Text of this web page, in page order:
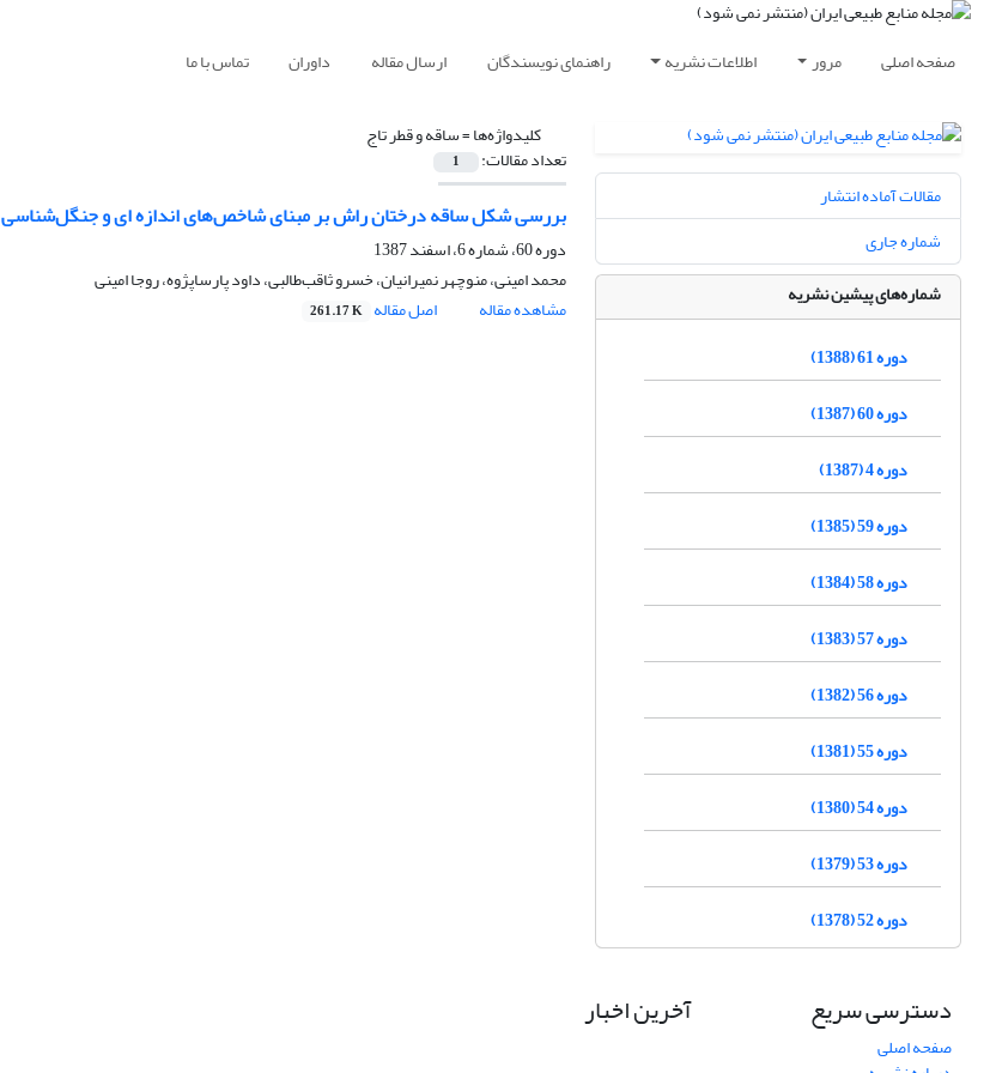
صفحه اصلی مرور اطلاعات نشریه راهنمای نویسندگان ارسال مقاله داوران تماس با ما
کلیدواژه‌ها =ساقه و قطر تاج
تعداد مقالات: 1
بررسی شکل ساقه درختان راش بر مبنای شاخص‌های اندازه ای و جنگل‌شناسی
دوره 60، شماره 6، اسفند 1387
محمد امینی، منوچهر نمیرانیان، خسرو ثاقب‌طالبی، داود پارساپژوه، روجا امینی
مشاهده مقاله
اصل مقاله 261.17 K
مقالات آماده انتشار
شماره جاری
شماره‌های پیشین نشریه
دوره 61 (1388)
دوره 60 (1387)
دوره 4 (1387)
دوره 59 (1385)
دوره 58 (1384)
دوره 57 (1383)
دوره 56 (1382)
دوره 55 (1381)
دوره 54 (1380)
دوره 53 (1379)
دوره 52 (1378)
دسترسی سریع
صفحه اصلی
آخرین اخبار